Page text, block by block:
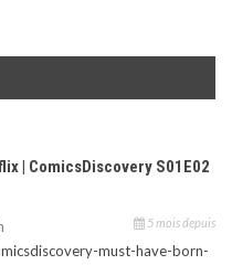
| ComicsDiscovery S01E02
5 mois depuis
must-have-born-